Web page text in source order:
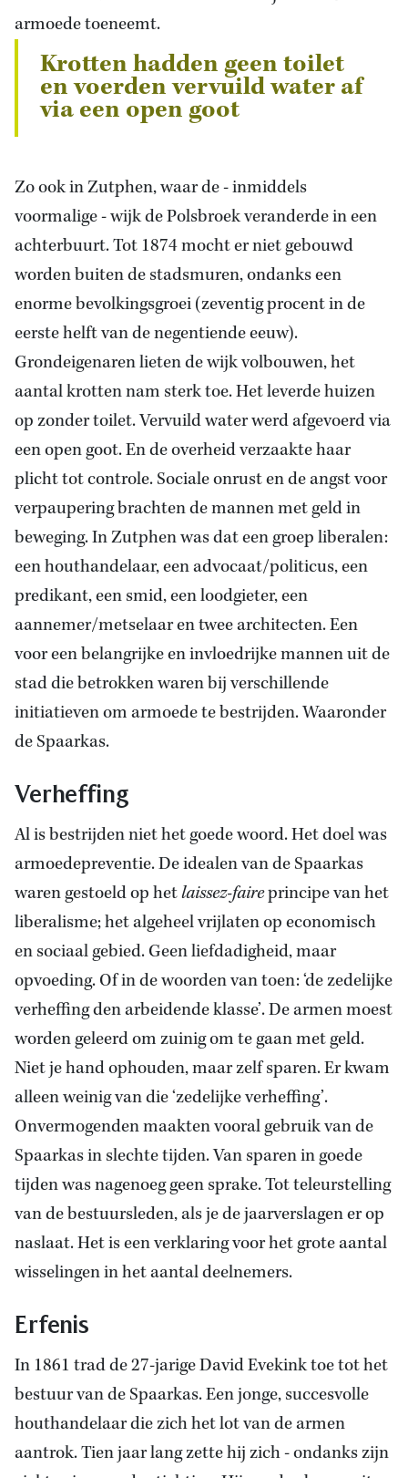
armoede toeneemt.
Krotten hadden geen toilet
en voerden vervuild water af
via een open goot
Zo ook in Zutphen, waar de - inmiddels
voormalige - wijk de Polsbroek veranderde in een
achterbuurt. Tot 1874 mocht er niet gebouwd
worden buiten de stadsmuren, ondanks een
enorme bevolkingsgroei (zeventig procent in de
eerste helft van de negentiende eeuw).
Grondeigenaren lieten de wijk volbouwen, het
aantal krotten nam sterk toe. Het leverde huizen
op zonder toilet. Vervuild water werd afgevoerd via
een open goot. En de overheid verzaakte haar
plicht tot controle. Sociale onrust en de angst voor
verpaupering brachten de mannen met geld in
beweging. In Zutphen was dat een groep liberalen:
een houthandelaar, een advocaat/politicus, een
predikant, een smid, een loodgieter, een
aannemer/metselaar en twee architecten. Een
voor een belangrijke en invloedrijke mannen uit de
stad die betrokken waren bij verschillende
initiatieven om armoede te bestrijden. Waaronder
de Spaarkas.
Verheffing
Al is bestrijden niet het goede woord. Het doel was
armoedepreventie. De idealen van de Spaarkas
waren gestoeld op hetlaissez-faireprincipe van het
liberalisme; het algeheel vrijlaten op economisch
en sociaal gebied. Geen liefdadigheid, maar
opvoeding. Of in de woorden van toen: ‘de zedelijke
verheffing den arbeidende klasse’. De armen moest
worden geleerd om zuinig om te gaan met geld.
Niet je hand ophouden, maar zelf sparen. Er kwam
alleen weinig van die ‘zedelijke verheffing’.
Onvermogenden maakten vooral gebruik van de
Spaarkas in slechte tijden. Van sparen in goede
tijden was nagenoeg geen sprake. Tot teleurstelling
van de bestuursleden, als je de jaarverslagen er op
naslaat. Het is een verklaring voor het grote aantal
wisselingen in het aantal deelnemers.
Erfenis
In 1861 trad de 27-jarige David Evekink toe tot het
bestuur van de Spaarkas. Een jonge, succesvolle
houthandelaar die zich het lot van de armen
aantrok. Tien jaar lang zette hij zich - ondanks zijn